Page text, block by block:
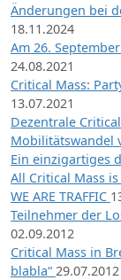
Änderungen bei
18.11.2024
Am 26.
24.08.2021
Critical Mass:
13.07.2021
Dezentrale
Mobilitätswandel
Ein einzigartiges
All Critical Mass is
WE ARE TRAFFIC
Teilnehmer der
02.09.2012
Critical Mass in
blabla“ 29.07.2012